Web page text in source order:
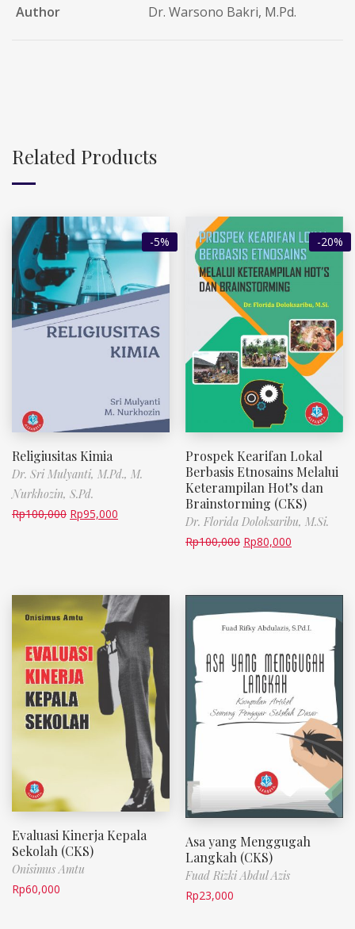
Author Dr. Warsono Bakri, M.Pd.
Related Products
-5%
Religiusitas Kimia
Dr. Sri Mulyanti, M.Pd., M.
Nurkhozin, S.Pd.
Rp100,000 Rp95,000
-20%
Prospek Kearifan Lokal
Berbasis Etnosains Melalui
Keterampilan Hot’s dan
Brainstorming (CKS)
Dr. Florida Doloksaribu, M.Si.
Rp100,000 Rp80,000
Evaluasi Kinerja Kepala
Sekolah (CKS)
Onisimus Amtu
Rp60,000
Asa yang Menggugah
Langkah (CKS)
Fuad Rizki Abdul Azis
Rp23,000